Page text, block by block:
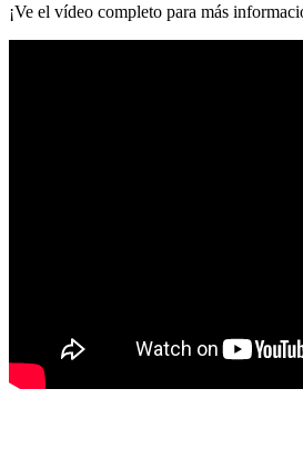
¡Ve el vídeo completo para más